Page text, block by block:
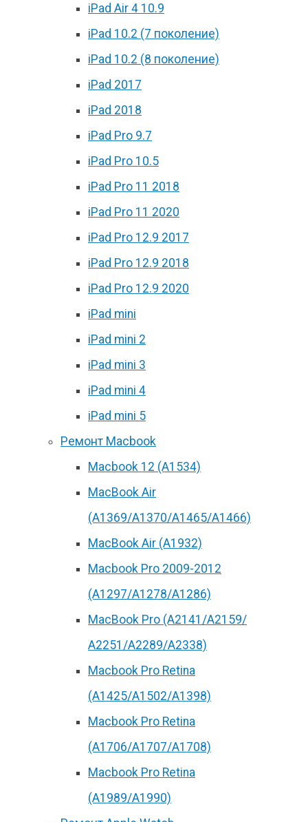
iPad Air 4 10.9
iPad 10.2 (7 поколение)
iPad 10.2 (8 поколение)
iPad 2017
iPad 2018
iPad Pro 9.7
iPad Pro 10.5
iPad Pro 11 2018
iPad Pro 11 2020
iPad Pro 12.9 2017
iPad Pro 12.9 2018
iPad Pro 12.9 2020
iPad mini
iPad mini 2
iPad mini 3
iPad mini 4
iPad mini 5
Ремонт Macbook
Macbook 12 (А1534)
MacBook Air
(A1369/A1370/A1465/A1466)
MacBook Air (A1932)
Macbook Pro 2009-2012
(A1297/A1278/A1286)
MacBook Pro (А2141/А2159/
А2251/A2289/A2338)
Macbook Pro Retina
(А1425/A1502/A1398)
Macbook Pro Retina
(А1706/A1707/A1708)
Macbook Pro Retina
(А1989/A1990)